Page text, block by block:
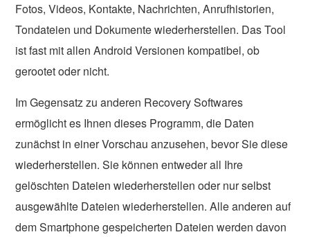
Fotos, Videos, Kontakte, Nachrichten, Anrufhistorien,
Tondateien und Dokumente wiederherstellen. Das Tool
ist fast mit allen Android Versionen kompatibel, ob
gerootet oder nicht.
Im Gegensatz zu anderen Recovery Softwares
ermöglicht es Ihnen dieses Programm, die Daten
zunächst in einer Vorschau anzusehen, bevor Sie diese
wiederherstellen. Sie können entweder all Ihre
gelöschten Dateien wiederherstellen oder nur selbst
ausgewählte Dateien wiederherstellen. Alle anderen auf
dem Smartphone gespeicherten Dateien werden davon